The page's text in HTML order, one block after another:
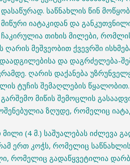
საწნახლის წინ
იატაკიდან და
ჩაკირულია თიხის მილები,
ღარის მეშვეობით ქვევრში
და დაგრძელება-
ღარის დაქანება
ტუჩის შემაღლების
გარშემო მიწის შემოცლის
ზღუდე, რომელიც
მილი (4 მ.) საშუალებას იძლევა
ერთ კოჭს, რომელიც
რომელიც გადაწყვეტილია